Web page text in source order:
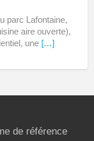
parc Lafontaine,
aire ouverte),
une […]
de référence